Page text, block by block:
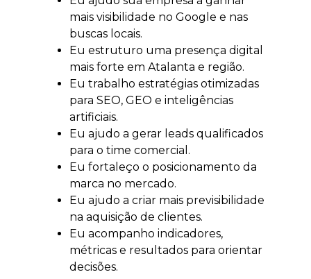
mais visibilidade no Google e nas
buscas locais.
Eu estruturo uma presença digital
mais forte em Atalanta e região.
Eu trabalho estratégias otimizadas
para SEO, GEO e inteligências
artificiais.
Eu ajudo a gerar leads qualificados
para o time comercial.
Eu fortaleço o posicionamento da
marca no mercado.
Eu ajudo a criar mais previsibilidade
na aquisição de clientes.
Eu acompanho indicadores,
métricas e resultados para orientar
decisões.